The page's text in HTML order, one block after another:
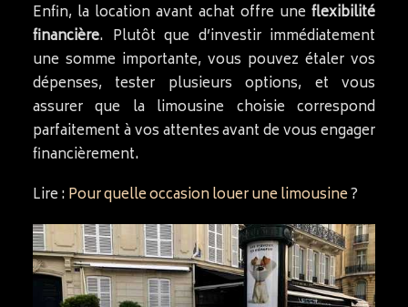
Enfin, la location avant achat offre une flexibilité
financière. Plutôt que d’investir immédiatement
une somme importante, vous pouvez étaler vos
dépenses, tester plusieurs options, et vous
assurer que la limousine choisie correspond
parfaitement à vos attentes avant de vous engager
financièrement.
Lire :Pour quelle occasion louer une limousine?